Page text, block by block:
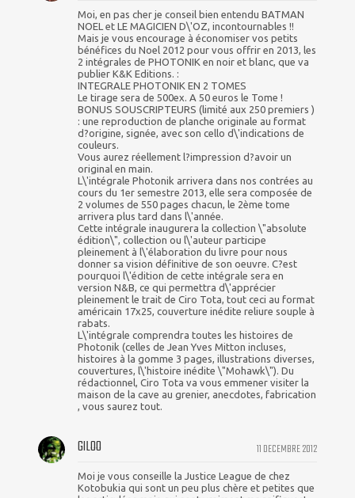
Moi, en pas cher je conseil bien entendu BATMAN
NOEL et LE MAGICIEN D\'OZ, incontournables !!
Mais je vous encourage à économiser vos petits
bénéfices du Noel 2012 pour vous offrir en 2013, les
2 intégrales de PHOTONIK en noir et blanc, que va
publier K&K Editions. :
INTEGRALE PHOTONIK EN 2 TOMES
Le tirage sera de 500ex. A 50 euros le Tome !
BONUS SOUSCRIPTEURS (limité aux 250 premiers )
: une reproduction de planche originale au format
d?origine, signée, avec son cello d\'indications de
couleurs.
Vous aurez réellement l?impression d?avoir un
original en main.
L\'intégrale Photonik arrivera dans nos contrées au
cours du 1er semestre 2013, elle sera composée de
2 volumes de 550 pages chacun, le 2ème tome
arrivera plus tard dans l\'année.
Cette intégrale inaugurera la collection \"absolute
édition\", collection ou l\'auteur participe
pleinement à l\'élaboration du livre pour nous
donner sa vision définitive de son oeuvre. C?est
pourquoi l\'édition de cette intégrale sera en
version N&B, ce qui permettra d\'apprécier
pleinement le trait de Ciro Tota, tout ceci au format
américain 17x25, couverture inédite reliure souple à
rabats.
L\'intégrale comprendra toutes les histoires de
Photonik (celles de Jean Yves Mitton incluses,
histoires à la gomme 3 pages, illustrations diverses,
couvertures, l\'histoire inédite \"Mohawk\"). Du
rédactionnel, Ciro Tota va vous emmener visiter la
maison de la cave au grenier, anecdotes, fabrication
, vous saurez tout.
11 DECEMBRE 2012
GILOO
Moi je vous conseille la Justice League de chez
Kotobukia qui sont un peu plus chère et petites que